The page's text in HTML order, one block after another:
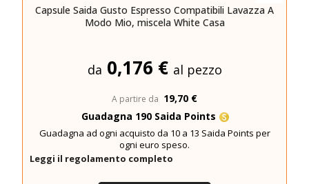
Capsule Saida Gusto Espresso Compatibili Lavazza A
Modo Mio, miscela White Casa
da 0,176 € al pezzo
A partire da 19,70 €
Guadagna 190 Saida Points
Guadagna ad ogni acquisto da 10 a 13 Saida Points per
ogni euro speso.
Leggi il regolamento completo